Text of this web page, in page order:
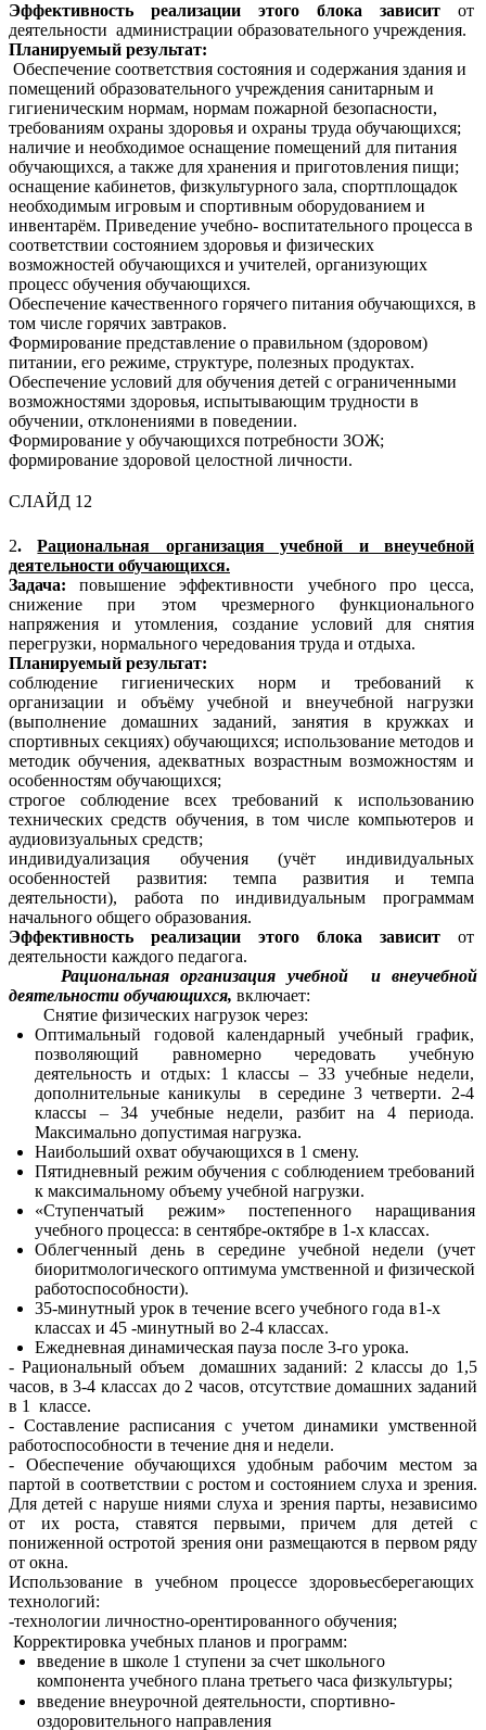
Эффективность реализации этого блока зависит от
деятельности администрации образовательного учреждения.
Планируемый результат:
Обеспечение соответствия состояния и содержания здания и
помещений образовательного учреждения санитарным и
гигиеническим нормам, нормам пожарной безопасности,
требованиям охраны здоровья и охраны труда обучающихся;
наличие и необходимое оснащение помещений для питания
обучающихся, а также для хранения и приготовления пищи;
оснащение кабинетов, физкультурного зала, спортплощадок
необходимым игровым и спортивным оборудованием и
инвентарём. Приведение учебно- воспитательного процесса в
соответствии состоянием здоровья и физических
возможностей обучающихся и учителей, организующих
процесс обучения обучающихся.
Обеспечение качественного горячего питания обучающихся, в
том числе горячих завтраков.
Формирование представление о правильном (здоровом)
питании, его режиме, структуре, полезных продуктах.
Обеспечение условий для обучения детей с ограниченными
возможностями здоровья, испытывающим трудности в
обучении, отклонениями в поведении.
Формирование у обучающихся потребности ЗОЖ;
формирование здоровой целостной личности.
СЛАЙД 12
2.Рациональная организация учебной и внеучебной
деятельности обучающихся.
Задача: повышение эффективности учебного про цесса,
снижение при этом чрезмерного функционального
напряжения и утомления, создание условий для снятия
перегрузки, нормального чередования труда и отдыха.
Планируемый результат:
соблюдение гигиенических норм и требований к
организации и объёму учебной и внеучебной нагрузки
(выполнение домашних заданий, занятия в кружках и
спортивных секциях) обучающихся; использование методов и
методик обучения, адекватных возрастным возможностям и
особенностям обучающихся;
строгое соблюдение всех требований к использованию
технических средств обучения, в том числе компьютеров и
аудиовизуальных средств;
индивидуализация обучения (учёт индивидуальных
особенностей развития: темпа развития и темпа
деятельности), работа по индивидуальным программам
начального общего образования.
Эффективность реализации этого блока зависит от
деятельности каждого педагога.
Рациональная организация учебной и внеучебной
деятельности обучающихся, включает:
Снятие физических нагрузок через:
Оптимальный годовой календарный учебный график,
позволяющий равномерно чередовать учебную
деятельность и отдых: 1 классы – 33 учебные недели,
дополнительные каникулы в середине 3 четверти. 2-4
классы – 34 учебные недели, разбит на 4 периода.
Максимально допустимая нагрузка.
Наибольший охват обучающихся в 1 смену.
Пятидневный режим обучения с соблюдением требований
к максимальному объему учебной нагрузки.
«Ступенчатый режим» постепенного наращивания
учебного процесса: в сентябре-октябре в 1-х классах.
Облегченный день в середине учебной недели (учет
биоритмологического оптимума умственной и физической
работоспособности).
35-минутный урок в течение всего учебного года в1-х
классах и 45 -минутный во 2-4 классах.
Ежедневная динамическая пауза после 3-го урока.
- Рациональный объем домашних заданий: 2 классы до 1,5
часов, в 3-4 классах до 2 часов, отсутствие домашних заданий
в 1 классе.
- Составление расписания с учетом динамики умственной
работоспособности в течение дня и недели.
- Обеспечение обучающихся удобным рабочим местом за
партой в соответствии с ростом и состоянием слуха и зрения.
Для детей с наруше ниями слуха и зрения парты, независимо
от их роста, ставятся первыми, причем для детей с
пониженной остротой зрения они размещаются в первом ряду
от окна.
Использование в учебном процессе здоровьесберегающих
технологий:
-технологии личностно-орентированного обучения;
Корректировка учебных планов и программ:
введение в школе 1 ступени за счет школьного
компонента учебного плана третьего часа физкультуры;
введение внеурочной деятельности, спортивно-
оздоровительного направления